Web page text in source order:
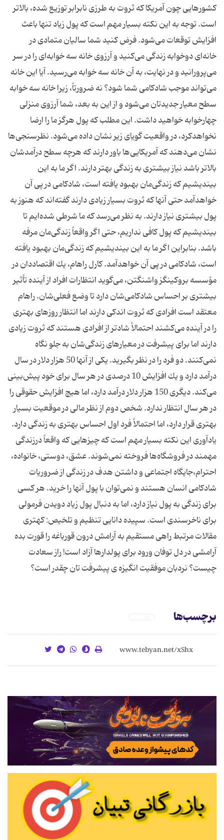
كشورهایی چون آمریكا كه ثروت به طرزی نابرابر توزیع شده، بالاتر
است. توجه به این نكته بسیار مهم است كه پول زیاد تنها باعث
افزایش توقعات می‌شود. فرض كنید شما سالیان متمادی در
خانه‌ای دوخوابه زندگی می‌كنید و آرزوی خانه سه خوابه‌ای را در سر
می‌پرورانید و در نهایت، به آن خانه سه خوابه می‌رسید. آیا این خانه
می‌تواند موجب شادكامی شما شود؟ نه ضرورتاً، زیرا خانه سه خوابه
سطح معیار جدیدتان می‌شود و از این به بعد، شما آرزوی منزلی
چهارخوابه خواهید داشت. این مطلب كه پول هرگز ما را ارضا
نخواهدكرد، ‌در واقعیت گویای زیر نشان داده می‌شود. نظرسنجی‌ها
نشان می‌دهند كه آمریكایی‌ها باور دارند كه هرچه سطح درآمدشان
بالاتر باشد نیاز بیشتری به زندگی بهتر دارند. اگر ما به این
بیندیشیم كه زندگی‌مان بهبود یافته است، شادكامی در پی آن
خواهدآمد حتی آنها كه ثروت بسیار زیادی دارند گفته‌اند كه هنوز به
پول بیشتری نیاز دارند. به نظر می‌رسد كه ما شرطی شده‌ایم تا
بیندیشیم كه پول كافی نداریم، حتی اگر واقعاً زندگی‌مان مرفه
باشد. بنابراین اگر ما به این بیندیشیم كه زندگی‌مان بهبود یافته
است، شادكامی در پی آن خواهدآمد. كارل ‌راهام، یك اقتصاددان در
مؤسسه بروكینگز واشنگتن، می‌گوید انتظارات افراد از آینده تأثیر
بیشتری بر احساس شادكامی‌شان دارد تا وضع فعلی‌شان. راهام
معتقد است افرادی كه ثروت اندكی دارند اما انتظار روزهای بهتری
را در آینده می‌كشند احتمالاً شادتر از افرادی هستند كه ثروت زیادی
دارند اما برای پیشرفت در معیارهای زندگی‌شان به جلو نگاه
نمی‌كنند. دو فرد را در نظر بگیرید. یكی از آنها 50 هزار دلار در سال
درآمد دارد و یك افزایش 10 درصدی در هر سال برای خود پیش‌بینی
می‌كند. دیگری 150 هزار دلار درآمد دارد، اما هیچ افزایش حقوقی را
در هر سال انتظار ندارد. شخص دوم از نظر مالی در موقعیت بسیار
بهتری قرار دارد، اما احتمالاً فرد اول احساس بهتری به زندگی دارد.
یادآوری این نكته بسیار مهم است كه چیزهایی كه واقعاً درزندگی
مهمند در فروشگاه‌ها فروخته نمی‌شوند. عشق، دوستی، خانواده،
احترام،‌جایگاه‌ اجتماعی و داشتن هدف در زندگی از ضروریات
شادكامی انسان هستند و نمی‌توان با پول آنها را خرید. هر كسی
برای زندگی به پول نیاز دارد،‌ اما به دنبال پول زیاد دویدن فرمولی
برای ناخرسندی است. سپیده دانایی تنظیم و تلخیص: کهتری
مقالات مرتبط راهی مستقیم به آرامش درون قورباغه را قورت بده
آرامشی در دل توفان ورود برای پولدارها آزاد است! راز سعادت
چیست؟ نردبان موفقیت انگیزه ی پیشرفت تان چقدر است؟
برچسب‌ها